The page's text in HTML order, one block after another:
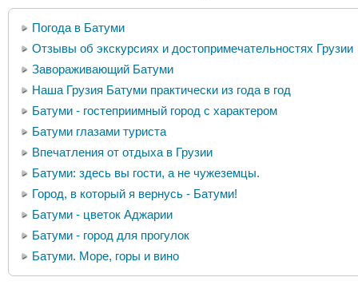
Погода в Батуми
Отзывы об экскурсиях и достопримечательностях Грузии
Завораживающий Батуми
Наша Грузия Батуми практически из года в год
Батуми - гостеприимный город с характером
Батуми глазами туриста
Впечатления от отдыха в Грузии
Батуми: здесь вы гости, а не чужеземцы.
Город, в который я вернусь - Батуми!
Батуми - цветок Аджарии
Батуми - город для прогулок
Батуми. Море, горы и вино